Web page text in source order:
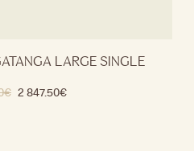
LARGE SINGLE
€ 2 847.50€